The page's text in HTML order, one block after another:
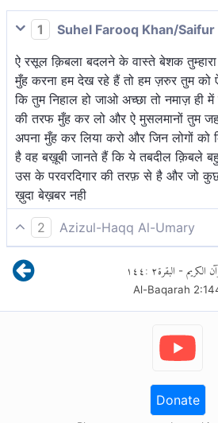
1
Suhel Farooq Khan/
ऐ रसूल क़िबला बदलने के वास्ते बेशक
मुँह करना हम देख रहे हैं तो हम ज़रुर तुम
कि तुम निहाल हो जाओ अच्छा तो नमाज़ ही
की तरफ मुँह कर लो और ऐ मुसलमानों तुम
अपना मुँह कर लिया करो और जिन लोगों को
है वह बख़ूबी जानते हैं कि ये तबदील क़िबले
उस के परवरदिगार की तरफ़ से है और जो
ख़ुदा बेख़बर नही
2
Azizul-Haqq Al-Umary
(हे नबी!) हम आपके मुख को बार-बार
तो हम अवश्य आपको उस क़िबले (काबा)
प्रसन्न हो जायें। तो (अब) अपने मुख
तथा (हे मुसलमानों!) तुम भी जहाँ रहो, उसी
निश्चय अह्ले किताब जानते हैं कि ये उनके
है[2] और अल्लाह उनके कर्मों से असूचित नहीं
الكريم - البقرة٢:١٤٤
Al-Baqarah 2:
Donate